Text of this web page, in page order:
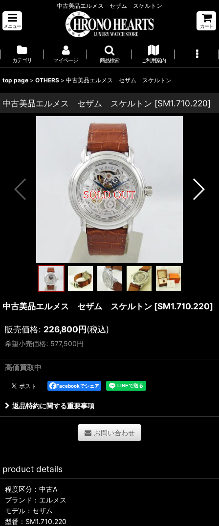
中古美品エルメス セザム スケルトン
メニュー カート
カテゴリ マイページ 商品検索 ご利用案内
top page > OTHERS > 中古美品エルメス セザム スケルトン
中古美品エルメス セザム スケルトン [SM1.710.220]
中古美品エルメス セザム スケルトン [SM1.710.220]
販売価格: 226,800円(税込)
希望小売価格: 577,500円
高価買取中
Facebookでシェア
返品特約に関する重要事項
お問い合わせ
product details
程度区分：中古A
ブランド：エルメス
モデル：セザム
型番：SM1.710.220